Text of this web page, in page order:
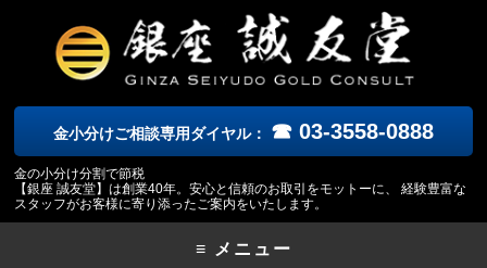
金小分けご相談専用ダイヤル： ☎ 03-3558-0888
金の小分け分割で節税
【銀座 誠友堂】は創業40年。安心と信頼のお取引をモットーに、 経験豊富な
スタッフがお客様に寄り添ったご案内をいたします。
≡ メニュー